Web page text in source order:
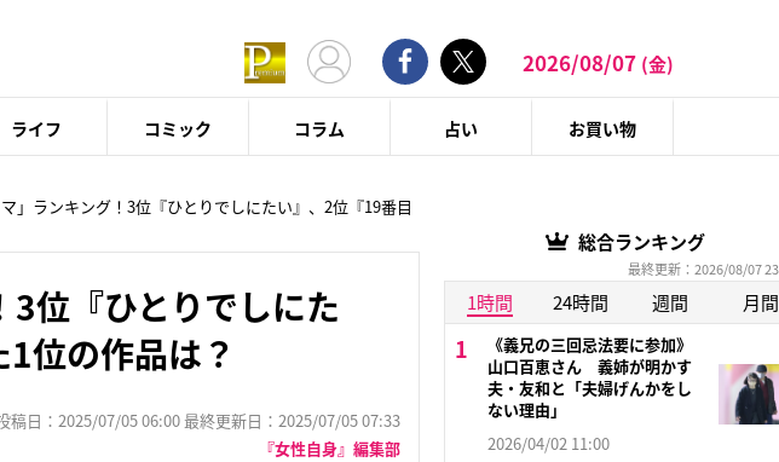
2026/08/07 (金)
ライフ コミック コラム 占い お買い物
」ランキング！3位『ひとりでしにたい』、2位『19番目
位『ひとりでしにた
位の作品は？
稿日：2025/07/05 06:00 最終更新日：2025/07/05 07:33
『女性自身』編集部
総合ランキング
最終更新：2026/08/07
1時間 24時間 週間 月間
《義兄の三回忌法要に参加》
山口百恵さん 義姉が明かす
夫・友和と「夫婦げんかをし
ない理由」
2026/04/02 11:00